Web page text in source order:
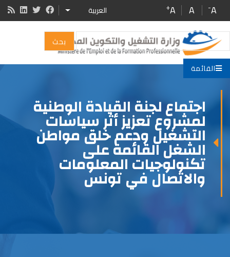
main
content
A
-
A
A
+ العربية
ACTIONS
بحث
القائمة
اجتماع لجنة القيادة الوطنية
لمشروع تعزيز أثر سياسات
التشغيل ودعم خلق مواطن
الشغل القائمة على
تكنولوجيات المعلومات
والاتصال في تونس